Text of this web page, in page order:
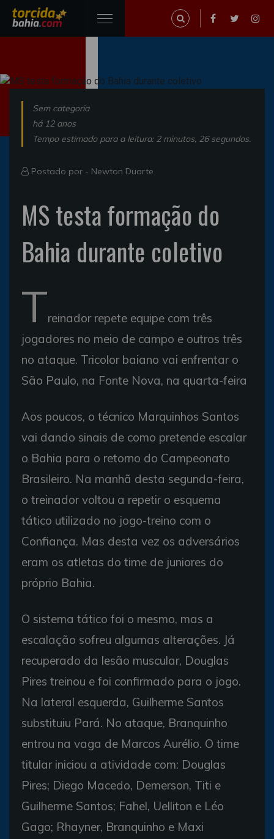
Sem categoria
há 12 anos
Tempo estimado para a leitura: 2 minutos, 26 segundos.
Postado por - Newton Duarte
MS testa formação do
Bahia durante coletivo
Treinador repete equipe com três
jogadores no meio de campo e outros três
no ataque. Tricolor baiano vai enfrentar o
São Paulo, na Fonte Nova, na quarta-feira
Aos poucos, o técnico Marquinhos Santos
vai dando sinais de como pretende escalar
o Bahia para o retorno do Campeonato
Brasileiro. Na manhã desta segunda-feira,
o treinador voltou a repetir o esquema
tático utilizado no jogo-treino com o
Confiança. Mas desta vez os adversários
eram os atletas do time de juniores do
próprio Bahia.
O sistema tático foi o mesmo, mas a
escalação sofreu algumas alterações. Já
recuperado da lesão muscular, Douglas
Pires treinou e foi confirmado para o jogo.
Na lateral esquerda, Guilherme Santos
substituiu Pará. No ataque, Branquinho
entrou na vaga de Marcos Aurélio. O time
titular iniciou a atividade com: Douglas
Pires; Diego Macedo, Demerson, Titi e
Guilherme Santos; Fahel, Uelliton e Léo
Gago; Rhayner, Branquinho e Maxi